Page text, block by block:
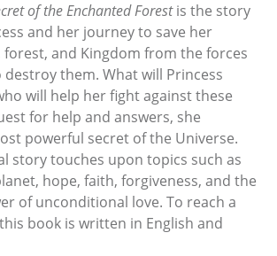
of the Enchanted Forestis the story
and her journey to save her
forest, and Kingdom from the forces
them. What will Princess
will help her fight against these
for help and answers, she
powerful secret of the Universe.
story touches upon topics such as
hope, faith, forgiveness, and the
of unconditional love. To reach a
book is written in English and